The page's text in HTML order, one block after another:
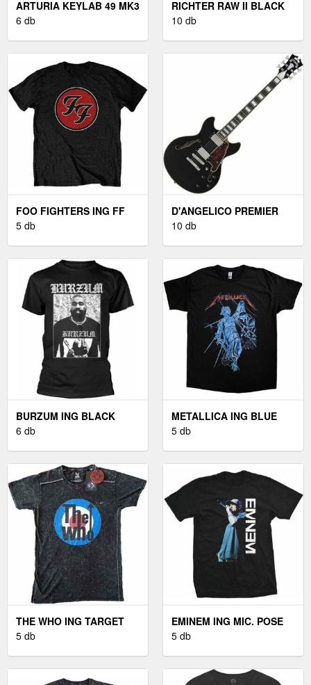
ARTURIA KEYLAB 49 MK3
BLACK
6 db
RICHTER RAW II BLACK
BŐR GITÁR HEVEDER
10 db
FOO FIGHTERS ING FF
LOGO UNISEX BLACK M
5 db
D'ANGELICO PREMIER
MINI DC BLACK
10 db
BURZUM ING BLACK
METAL UNISEX BLACK XL
6 db
METALLICA ING BLUE
JUSTICE UNISEX BLACK
5 db
THE WHO ING TARGET
LOGO UNISEX BLACK M
5 db
EMINEM ING MIC. POSE
UNISEX BLACK M
5 db